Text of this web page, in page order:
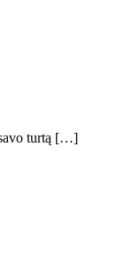
savo turtą […]